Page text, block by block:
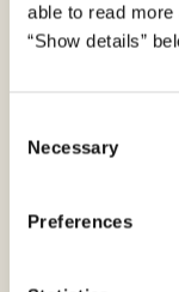
able to read
“Show details”
Necessary
Preferences
Gå til
medarbejdere i
have behov for